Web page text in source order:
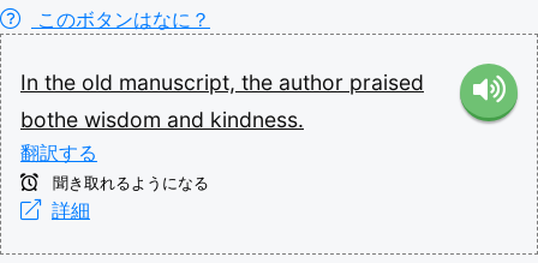
このボタンはなに？
In the old manuscript, the author praised
bothe wisdom and kindness.
翻訳する
聞き取れるようになる
詳細